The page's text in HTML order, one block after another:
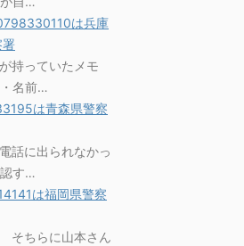
は兵庫
署
持っていたメモ
名前…
は青森県警察
話に出られなかっ
す…
は福岡県警察
そちらに山本さん